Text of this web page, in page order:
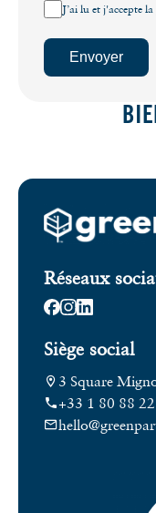
J’ai lu et j'accepte la
Envoyer
Réseaux
Siège social
3 Square
+33 1 80 88